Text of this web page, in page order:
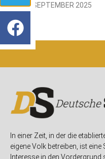
5. SEPTEMBER 2025
In einer Zeit, in der die
eigene Volk betreiben, ist
Interesse in den